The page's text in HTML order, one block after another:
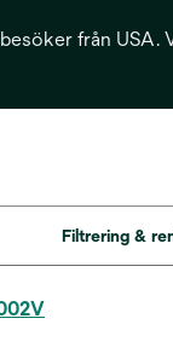
från USA.
Filtrering &